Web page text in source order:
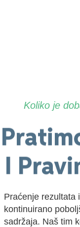
Koliko je
I
Praćenje rezultata
kontinuirano
sadržaja. Naš tim